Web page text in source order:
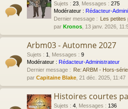
Sujets : 23 Messages : 275
Modérateur : Rédacteur-
Dernier message : Les petites
par Kronos , 13 janv. 2026,
Arbm03 - Automne 2027
Sujets : 1 Messages : 9
Modérateur : Rédacteur-Administrateur
Dernier message : Re: ARBM - Hors-
par Capitaine Blake , 21 déc. 2025, 11:47
Histoires courtes
Sujets : 4 Messages : 136